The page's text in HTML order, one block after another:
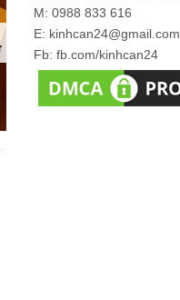
M: 0988 833 616
E: kinhcan24@gmail.com
Fb: fb.com/kinhcan24